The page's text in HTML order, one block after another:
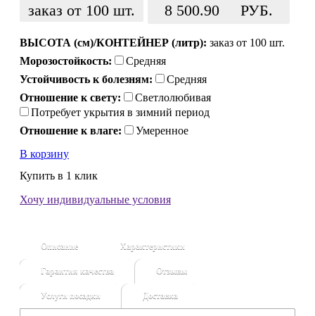
заказ от 100 шт. 8 500.90 РУБ.
ВЫСОТА (см)/КОНТЕЙНЕР (литр): заказ от 100 шт.
Морозостойкость:
Средняя
Устойчивость к болезням:
Средняя
Отношение к свету:
Светлолюбивая
Потребует укрытия в зимний период
Отношение к влаге:
Умеренное
В корзину
Купить в 1 клик
Хочу индивидуальные условия
Описание Характеристики
Гарантия качества Отзывы
Услуги посадки Доставка